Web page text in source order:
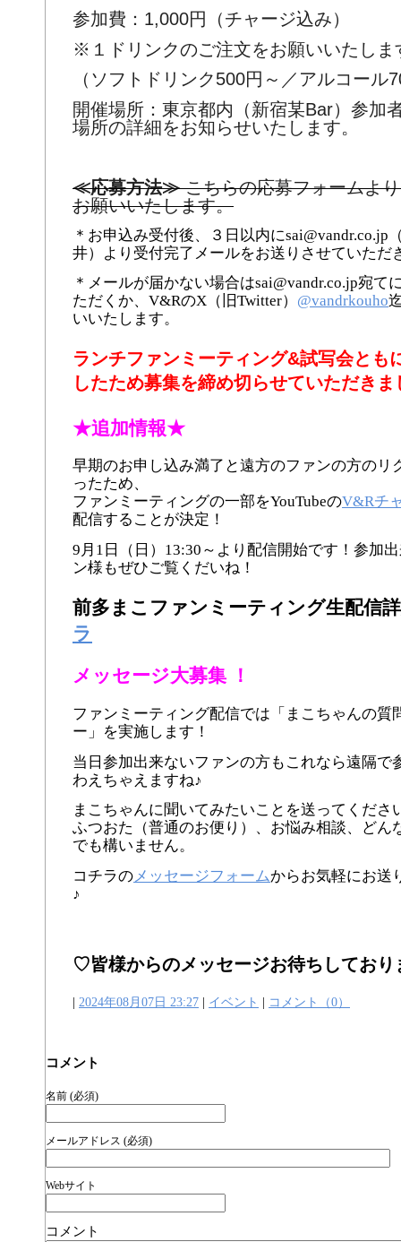
参加費： 1,000円（チャージ込み）
※１ドリンクのご注文をお願いいたしま
（ソフトドリンク500円～／アルコール
開催場所：東京都内（新宿某Bar）参加
場所の詳細をお知らせいたします。
≪応募方法≫こちらの応募フォームよ
お願いいたします。
＊お申込み受付後、３日以内にsai@vandr.co.jp
井）より受付完了メールをお送りさせていただ
＊メールが届かない場合はsai@vandr.co.jp宛て
ただくか、V&RのX（旧Twitter） @vandrkouho
いいたします。
ランチファンミーティング&試写会とも
したため募集を締め切らせていただきま
★追加情報★
早期のお申し込み満了と遠方のファンの方のリ
ったため、
ファンミーティングの一部をYouTubeのV&Rチ
配信することが決定！
9月1日（日）13:30～より配信開始です！参加
ン様もぜひご覧くだいね！
前多まこファンミーティング生配信
ラ
メッセージ大募集 ！
ファンミーティング配信では「まこちゃんの質
ー」を実施します！
当日参加出来ないファンの方もこれなら遠隔で
わえちゃえますね♪
まこちゃんに聞いてみたいことを送ってくださ
ふつおた（普通のお便り）、お悩み相談、どん
でも構いません。
コチラのメッセージフォームからお気軽にお送
♪
♡皆様からのメッセージお待ちしてお
2024年08月07日 23:27 イベント コメント（0）
コメント
名前 (必須)
メールアドレス (必須)
Webサイト
コメント